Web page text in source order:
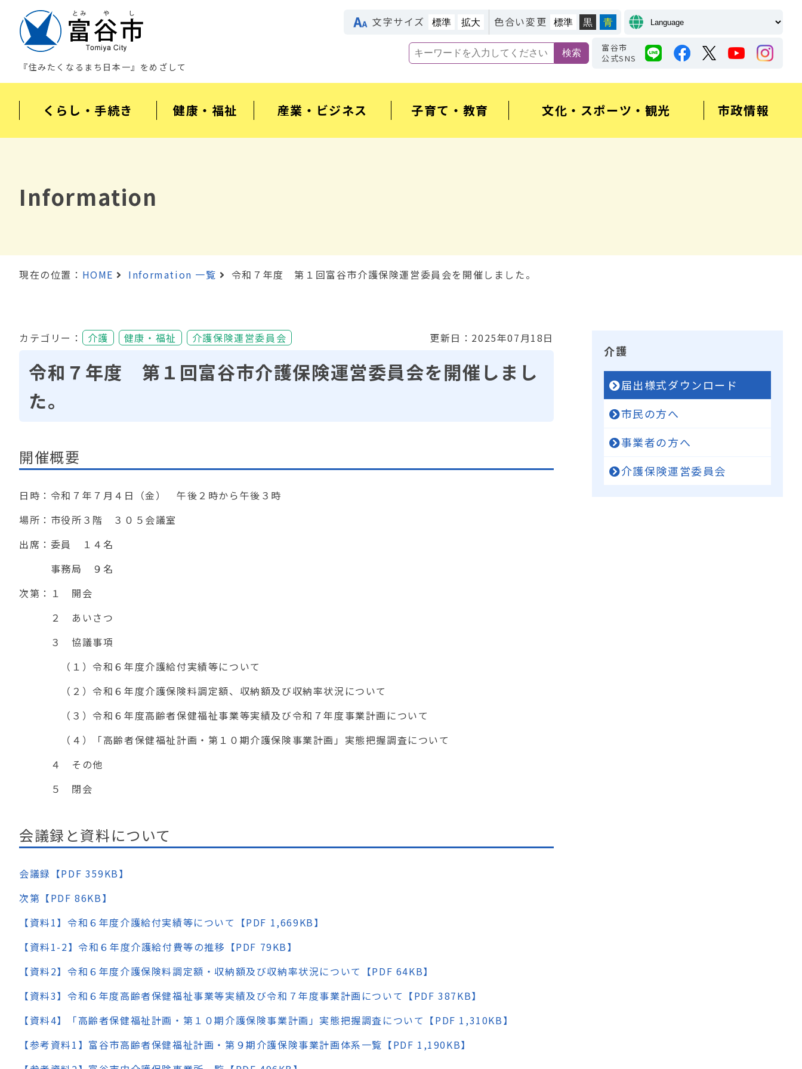
『住みたくなるまち日本一』をめざして
文字サイズ 標準 拡大 色合い変更 標準 黒 青
富谷市
公式SNS
くらし・手続き 健康・福祉 産業・ビジネス 子育て・教育 文化・スポーツ・観光 市政情報
Information
現在の位置： HOME Information 一覧 令和７年度 第１回富谷市介護保険運営委員会を開催しました。
カテゴリー： 介護 健康・福祉 介護保険運営委員会 更新日：2025年07月18日
令和７年度 第１回富谷市介護保険運営委員会を開催しまし
た。
開催概要
日時：令和７年７月４日（金） 午後２時から午後３時
場所：市役所３階 ３０５会議室
出席：委員 １４名
事務局 ９名
次第：１ 開会
２ あいさつ
３ 協議事項
（１）令和６年度介護給付実績等について
（２）令和６年度介護保険料調定額、収納額及び収納率状況について
（３）令和６年度高齢者保健福祉事業等実績及び令和７年度事業計画について
（４）「高齢者保健福祉計画・第１０期介護保険事業計画」実態把握調査について
４ その他
５ 閉会
会議録と資料について
会議録【PDF 359KB】
次第【PDF 86KB】
【資料1】令和６年度介護給付実績等について【PDF 1,669KB】
【資料1-2】令和６年度介護給付費等の推移【PDF 79KB】
【資料2】令和６年度介護保険料調定額・収納額及び収納率状況について【PDF 64KB】
【資料3】令和６年度高齢者保健福祉事業等実績及び令和７年度事業計画について【PDF 387KB】
【資料4】「高齢者保健福祉計画・第１０期介護保険事業計画」実態把握調査について【PDF 1,310KB】
【参考資料1】富谷市高齢者保健福祉計画・第９期介護保険事業計画体系一覧【PDF 1,190KB】
介護
届出様式ダウンロード
市民の方へ
事業者の方へ
介護保険運営委員会